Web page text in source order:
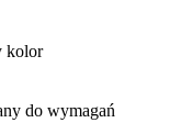
kolor
do wymagań